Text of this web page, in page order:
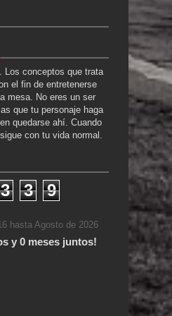
Los conceptos que trata
el fin de entretenerse
mesa. No eres un ser
que tu personaje haga
quedarse ahí. Cuando
con tu vida normal.
3 3 9
hasta Agosto de 2026
y 0 meses juntos!